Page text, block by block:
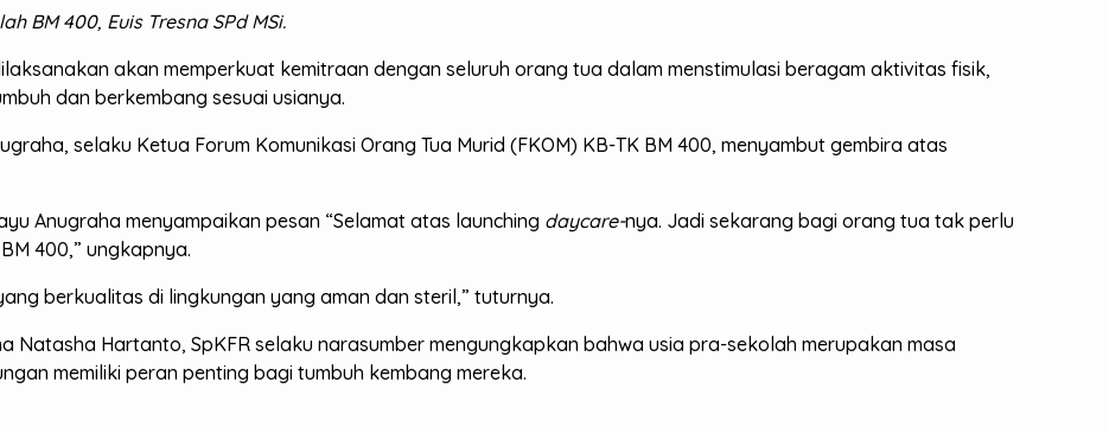
BM 400, Euis Tresna SPd MSi.
akan memperkuat kemitraan dengan seluruh orang tua dalam menstimulasi beragam aktivitas fisik,
dan berkembang sesuai usianya.
selaku Ketua Forum Komunikasi Orang Tua Murid (FKOM) KB-TK BM 400, menyambut gembira atas
Anugraha menyampaikan pesan “Selamat atas launching daycare-nya. Jadi sekarang bagi orang tua tak perlu
400,” ungkapnya.
berkualitas di lingkungan yang aman dan steril,” tuturnya.
Natasha Hartanto, SpKFR selaku narasumber mengungkapkan bahwa usia pra-sekolah merupakan masa
memiliki peran penting bagi tumbuh kembang mereka.